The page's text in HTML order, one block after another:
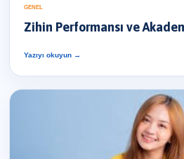
GENEL
Zihin Performansı ve
Yazıyı okuyun →